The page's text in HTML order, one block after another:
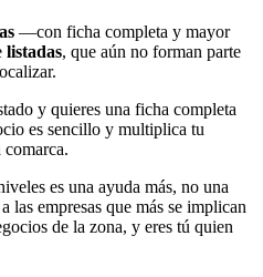
—con ficha completa y mayor
listadas, que aún no forman parte
y quieres una ficha completa
es sencillo y multiplica tu
comarca.
es una ayuda más, no una
las empresas que más se implican
de la zona, y eres tú quien